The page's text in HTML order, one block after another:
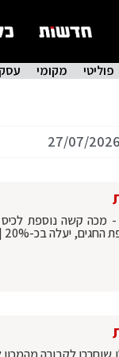
פוליטי מקומי
27/07/2026
- מכה קשה נוספת
יעלה בכ-20% | דנה ירקצי